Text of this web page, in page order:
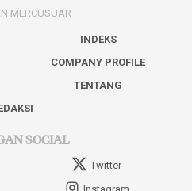
INDEKS
COMPANY PROFILE
TENTANG
SOCIAL
Twitter